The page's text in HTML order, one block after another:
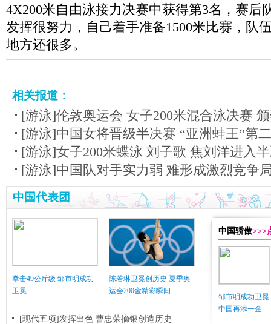
4X200米自由泳接力决赛中获得第3名，赛后
发挥很努力，自己着手准备1500米比赛，队
地方还很多。
相关报道：
[游泳]伦敦奥运会 女子200米混合泳决赛
[游泳]中国女将晋级半决赛 “亚洲蛙王”第二
[游泳]女子200米蝶泳 刘子歌 焦刘洋进入
[游泳]中国队对手实力弱 难形成激烈竞争
中国代表团
拳击49公斤级 邹市明成功
卫冕
陈若琳卫冕创历史 夏季奥
运会200金精彩瞬间
[现代五项]发挥出色 曹忠荣摘银创造历史
中国骄傲>>>
邹市明成功卫冕
中国再添一金